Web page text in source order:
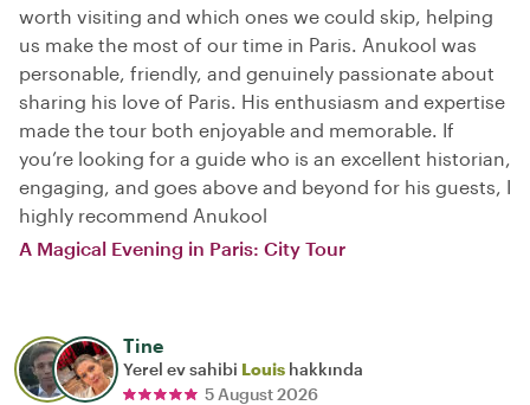
worth visiting and which ones we could skip, helping
us make the most of our time in Paris. Anukool was
personable, friendly, and genuinely passionate about
sharing his love of Paris. His enthusiasm and expertise
made the tour both enjoyable and memorable. If
you’re looking for a guide who is an excellent historian,
engaging, and goes above and beyond for his guests, I
highly recommend Anukool
A Magical Evening in Paris: City Tour
Tine
Yerel ev sahibi Louis hakkında
5 August 2026